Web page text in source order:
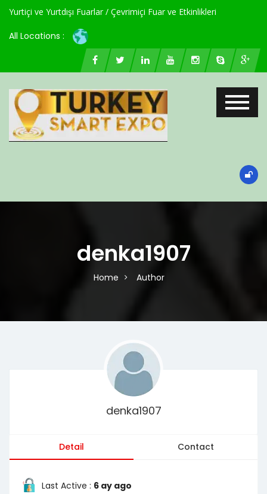
Yurtiçi ve Yurtdışı Fuarlar / Çevrimiçi Fuar ve Etkinlikleri
All Locations :
denka1907
Home Author
denka1907
Detail Contact
Last Active : 6 ay ago